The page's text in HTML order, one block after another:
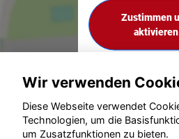
Zustimmen
aktivieren
© konjunkturmotor.de
Wir verwenden
Diese Webseite verwendet
Technologien, um die
um Zusatzfunktionen zu bieten.